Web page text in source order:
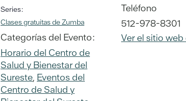
Series:
Clases gratuitas de Zumba
Categorías del Evento:
Horario del Centro de
Salud y Bienestar del
Sureste Eventos del
Centro de Salud y
Teléfono
512-978-8301
Ver el sitio